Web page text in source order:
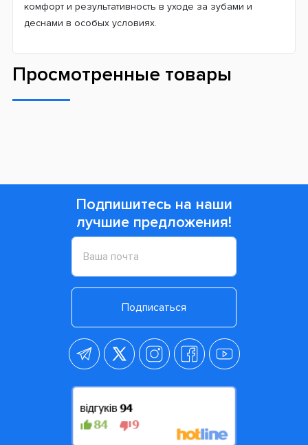
комфорт и результативность в уходе за зубами и
деснами в особых условиях.
Просмотренные товары
Подпишитесь на наши
лучшие предложения!
Подписаться